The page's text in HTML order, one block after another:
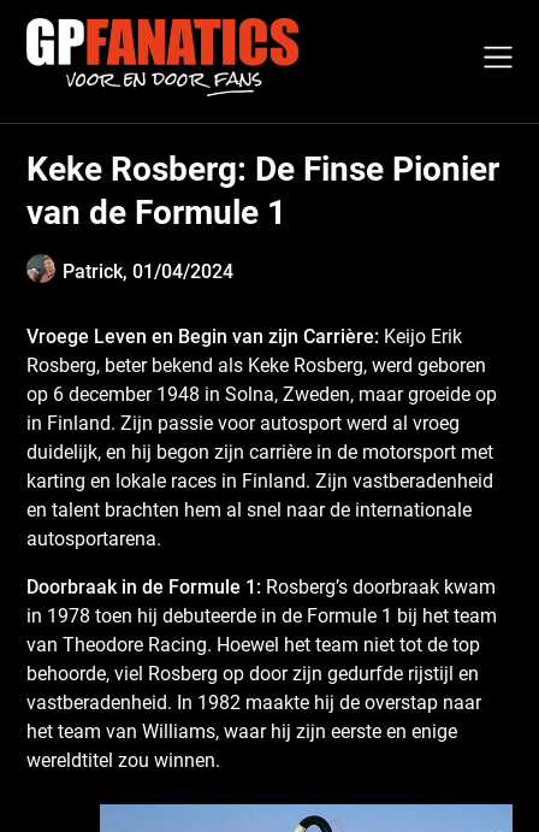
Skip
content
Keke Rosberg: De Finse Pionier
van de Formule 1
Patrick,01/04/2024
Vroege Leven en Begin van zijn Carrière: Keijo Erik
Rosberg, beter bekend als Keke Rosberg, werd geboren
op 6 december 1948 in Solna, Zweden, maar groeide op
in Finland. Zijn passie voor autosport werd al vroeg
duidelijk, en hij begon zijn carrière in de motorsport met
karting en lokale races in Finland. Zijn vastberadenheid
en talent brachten hem al snel naar de internationale
autosportarena.
Doorbraak in de Formule 1: Rosberg’s doorbraak kwam
in 1978 toen hij debuteerde in de Formule 1 bij het team
van Theodore Racing. Hoewel het team niet tot de top
behoorde, viel Rosberg op door zijn gedurfde rijstijl en
vastberadenheid. In 1982 maakte hij de overstap naar
het team van Williams, waar hij zijn eerste en enige
wereldtitel zou winnen.